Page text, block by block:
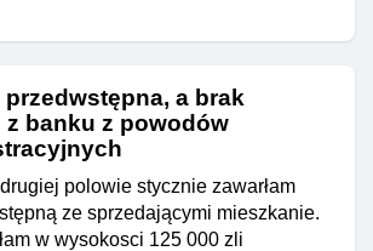
przedwstępna, a brak
z banku z powodów
polowie stycznie zawarłam
ze sprzedającymi mieszkanie.
w wysokosci 125 000 zli